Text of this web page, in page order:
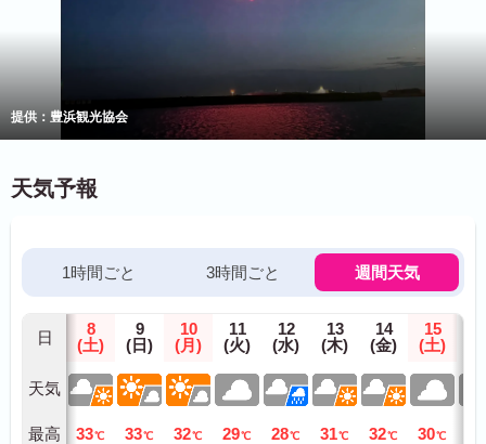
提供：豊浜観光協会
天気予報
1時間ごと 3時間ごと 週間天気
日
天気
最高
8
(土)
33℃
9
(日)
33℃
10
(月)
32℃
11
(火)
29℃
12
(水)
28℃
13
(木)
31℃
14
(金)
32℃
15
(土)
30℃